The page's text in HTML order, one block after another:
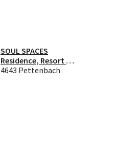
SOUL SPACES
Residence, Resort &
Destinations GmbH &
4643 Pettenbach